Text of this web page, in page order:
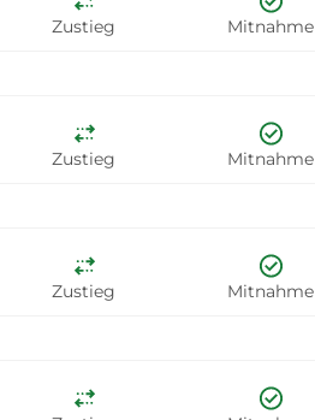
Zustieg
Mitnahme
Zustieg
Mitnahme
Zustieg
Mitnahme